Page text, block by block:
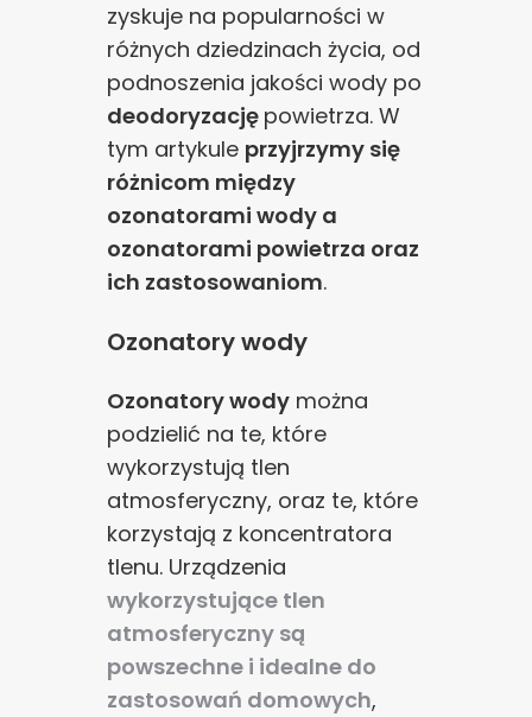
zyskuje na popularności w
różnych dziedzinach życia, od
podnoszenia jakości wody po
deodoryzację powietrza. W
tym artykule przyjrzymy się
różnicom między
ozonatorami wody a
ozonatorami powietrza oraz
ich zastosowaniom.
Ozonatory wody
Ozonatory wody można
podzielić na te, które
wykorzystują tlen
atmosferyczny, oraz te, które
korzystają z koncentratora
tlenu. Urządzenia
wykorzystujące tlen
atmosferyczny są
powszechne i idealne do
zastosowań domowych,